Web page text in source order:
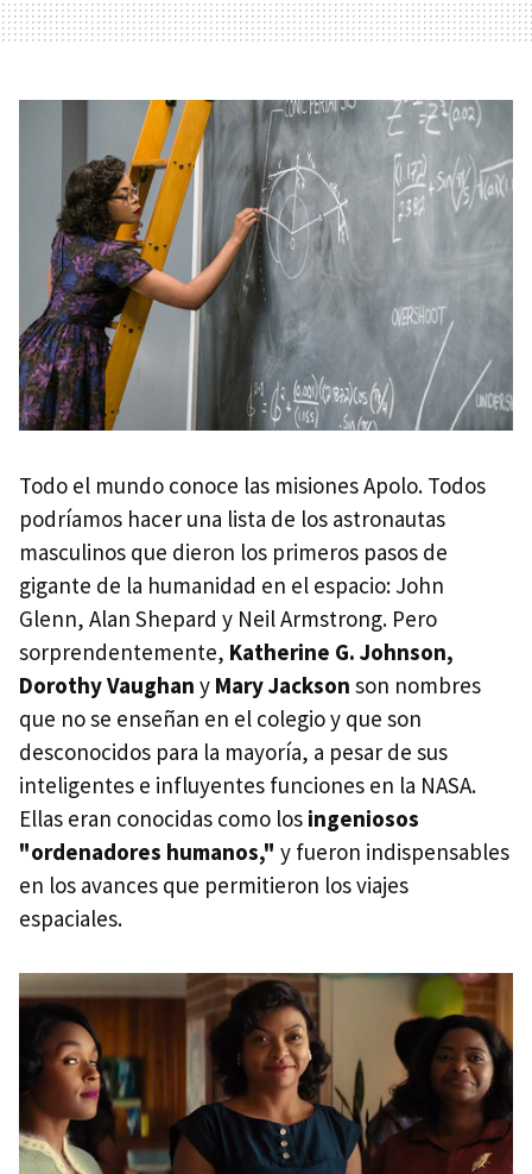
Todo el mundo conoce las misiones Apolo. Todos
podríamos hacer una lista de los astronautas
masculinos que dieron los primeros pasos de
gigante de la humanidad en el espacio: John
Glenn, Alan Shepard y Neil Armstrong. Pero
sorprendentemente, Katherine G. Johnson,
Dorothy Vaughan y Mary Jackson son nombres
que no se enseñan en el colegio y que son
desconocidos para la mayoría, a pesar de sus
inteligentes e influyentes funciones en la NASA.
Ellas eran conocidas como los ingeniosos
"ordenadores humanos," y fueron indispensables
en los avances que permitieron los viajes
espaciales.